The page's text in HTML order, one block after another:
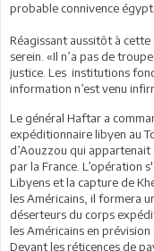
probable connivence
Réagissant aussitôt à
serein. «Il n’a pas de
justice. Les institutions
information n’est venu
Le général Haftar a
expéditionnaire libyen au
d’Aouzzou qui appartenait
par la France. L’opération
Libyens et la capture de
les Américains, il formera
déserteurs du corps
les Américains en
Devant les réticences de